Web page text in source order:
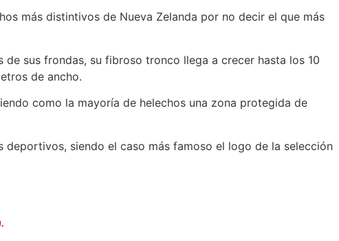
más distintivos de Nueva Zelanda por no decir el que más
sus frondas, su fibroso tronco llega a crecer hasta los 10
de ancho.
como la mayoría de helechos una zona protegida de
deportivos, siendo el caso más famoso el logo de la selección